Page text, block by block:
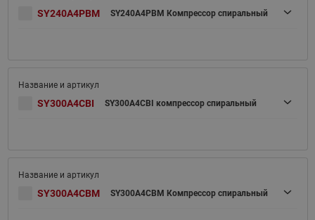
SY240A4PBM SY240A4PBM Компрессор спиральный
SY300A4CBI SY300A4CBI компрессор спиральный
SY300A4CBM SY300A4CBM Компрессор спиральный